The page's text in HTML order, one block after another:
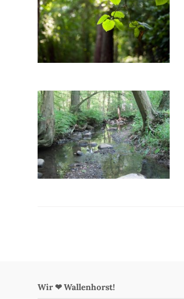
Wir ❤ Wallenhorst!